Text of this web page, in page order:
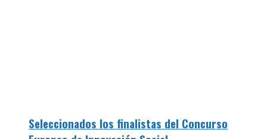
Seleccionados los finalistas del Concurso